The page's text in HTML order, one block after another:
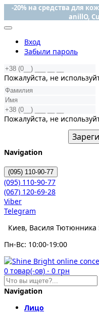
-20% на средства для
anillO,
Вход
Забыли пароль
Пожалуйста, не
Пожалуйста, не
Navigation
(095) 110-90-77
(095) 110-90-77
(067) 120-69-28
Viber
Telegram
Киев, Василя Тютюнника
Пн-Вс: 10:00-19:00
0 товар(-ов) - 0 грн
Navigation
Лицо